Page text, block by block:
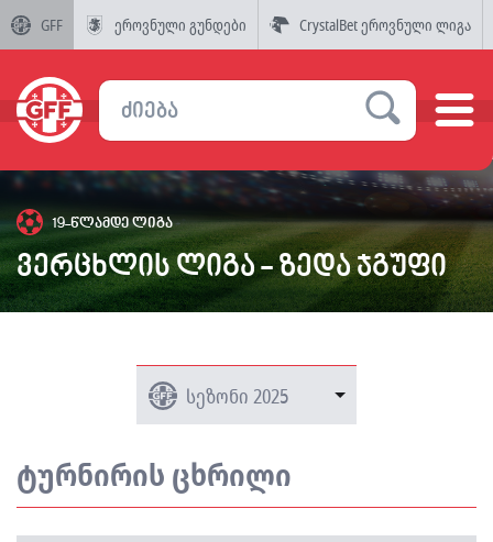
GFF ეროვნული გუნდები CrystalBet ეროვნული ლიგა
19-წლამდე ლიგა
ვერცხლის ლიგა - ზედა ჯგუფი
ტურნირის ცხრილი